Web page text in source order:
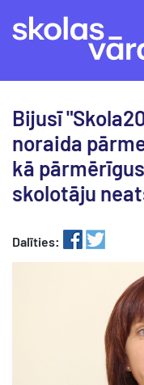
Bijusī
noraida
kā
skolotāju
Dalīties: